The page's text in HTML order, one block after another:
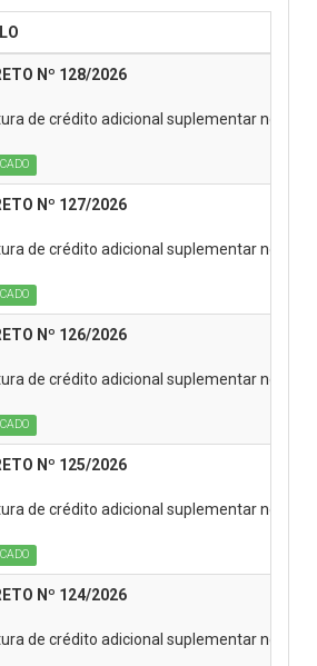
Nº 128/2026
de crédito adicional suplementar no
Nº 127/2026
de crédito adicional suplementar no
Nº 126/2026
de crédito adicional suplementar no
Nº 125/2026
de crédito adicional suplementar no
Nº 124/2026
de crédito adicional suplementar no